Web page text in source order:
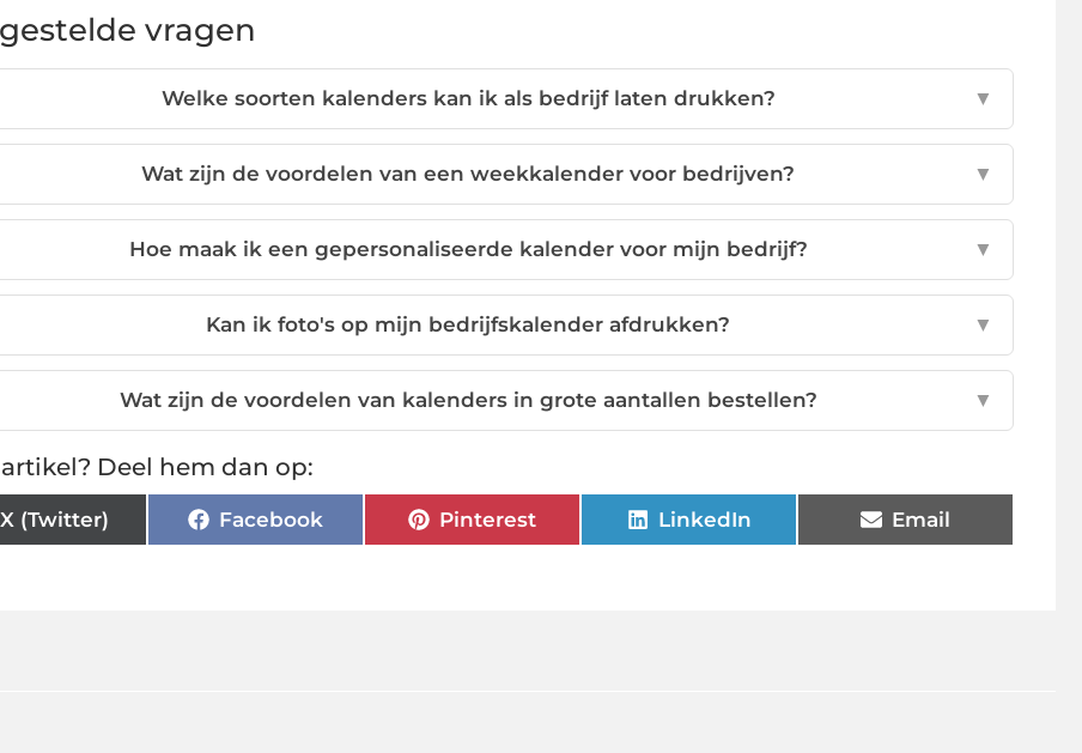
vragen
Welke soorten kalenders kan ik als bedrijf laten drukken? ▼
Wat zijn de voordelen van een weekkalender voor bedrijven? ▼
Hoe maak ik een gepersonaliseerde kalender voor mijn bedrijf? ▼
Kan ik foto's op mijn bedrijfskalender afdrukken? ▼
Wat zijn de voordelen van kalenders in grote aantallen bestellen? ▼
Deel hem dan op:
X (Twitter) Facebook Pinterest LinkedIn Email